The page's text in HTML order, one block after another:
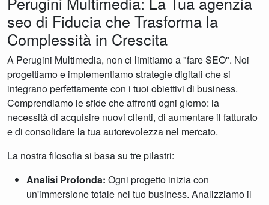
seo di Fiducia che Trasforma la
Complessità in Crescita
A Perugini Multimedia, non ci limitiamo a "fare SEO". Noi
progettiamo e implementiamo strategie digitali che si
integrano perfettamente con i tuoi obiettivi di business.
Comprendiamo le sfide che affronti ogni giorno: la
necessità di acquisire nuovi clienti, di aumentare il fatturato
e di consolidare la tua autorevolezza nel mercato.
La nostra filosofia si basa su tre pilastri:
Analisi Profonda: Ogni progetto inizia con
un'immersione totale nel tuo business. Analizziamo il